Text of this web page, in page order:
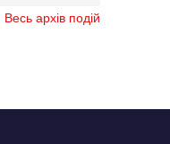
Весь архів подій